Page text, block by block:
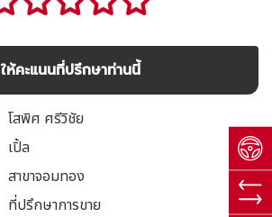
ให้คะแนนที่ปรึกษาท่านนี้
โสพิศ ศรีวิชัย
เปิ้ล
สาขาจอมทอง
ที่ปรึกษาการขาย